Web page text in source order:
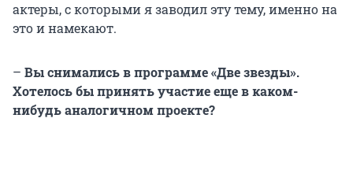
актеры, с которыми я заводил эту тему, именно на
это и намекают.
– Вы снимались в программе «Две звезды».
Хотелось бы принять участие еще в каком-
нибудь аналогичном проекте?